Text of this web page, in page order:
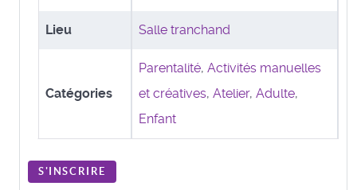
Lieu Salle tranchand
Catégories
Parentalité, Activités manuelles
et créatives, Atelier, Adulte,
Enfant
S'INSCRIRE